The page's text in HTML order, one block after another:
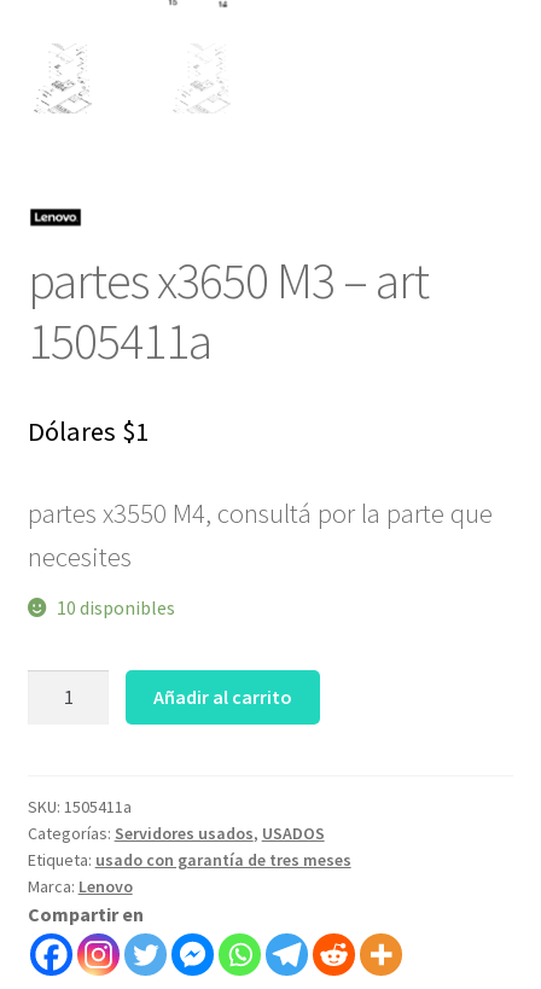
partes x3650 M3 – art
1505411a
Dólares $1
partes x3550 M4, consultá por la parte que
necesites
10 disponibles
art
1505411a
cantidad
Añadir al carrito
SKU: 1505411a
Categorías: Servidores usados, USADOS
Etiqueta: usado con garantía de tres meses
Marca: Lenovo
Compartir en